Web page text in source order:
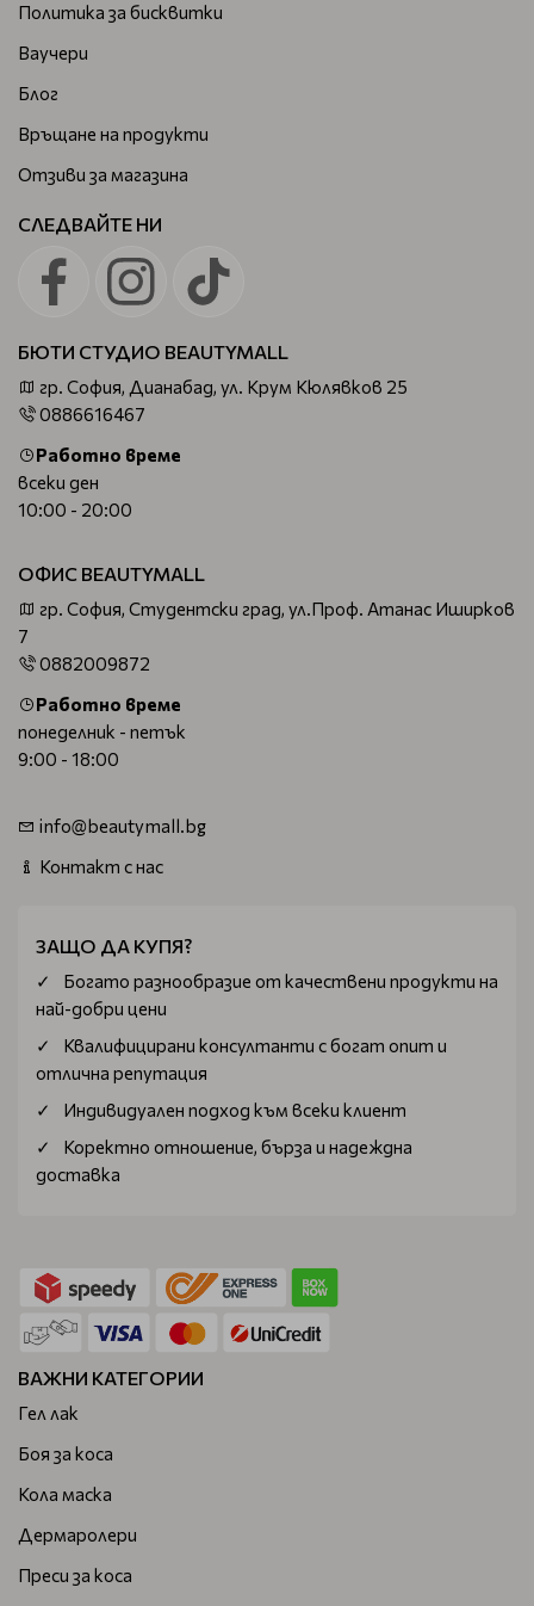
Политика за бисквитки
Ваучери
Блог
Връщане на продукти
Отзиви за магазина
СЛЕДВАЙТЕ НИ
БЮТИ СТУДИО BEAUTYMALL
гр. София, Дианабад, ул. Крум Кюлявков 25
0886616467
Работно време
всеки ден
10:00 - 20:00
ОФИС BEAUTYMALL
гр. София, Студентски град, ул.Проф. Атанас Иширков
7
0882009872
Работно време
понеделник - петък
9:00 - 18:00
info@beautymall.bg
Контакт с нас
ЗАЩО ДА КУПЯ?
Богатo разнообразие от качествени продукти на
най-добри цени
Квалифицирани консултанти с богат опит и
отлична репутация
Индивидуален подход към всеки клиент
Коректно отношение, бърза и надеждна
доставка
ВАЖНИ КАТЕГОРИИ
Гел лак
Боя за коса
Кола маска
Дермаролери
Преси за коса